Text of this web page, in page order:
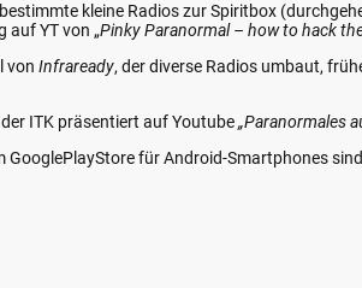
kleine Radios zur Spiritbox
auf YT von „Pinky Paranormal – how to hack
von Infraready, der diverse Radios umbaut,
ITK präsentiert auf Youtube„Paranormales
GooglePlayStore für Android-Smartphones